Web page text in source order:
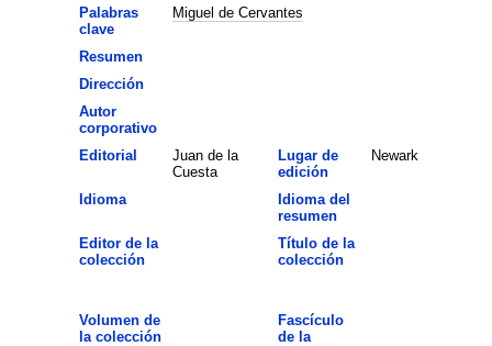
Palabras
clave
Miguel de Cervantes
Resumen
Dirección
Autor
corporativo
Editorial
Juan de la
Cuesta
Lugar de
edición
Newark
Idioma
Idioma del
resumen
Editor de la
colección
Título de la
colección
Volumen de
la colección
Fascículo
de la